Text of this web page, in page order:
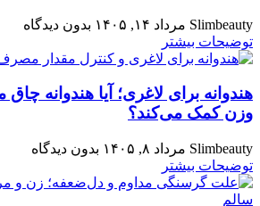
Slimbeauty مرداد ۱۴, ۱۴۰۵
بدون دیدگاه
توضیحات بیشتر
هندوانه برای لاغری؛ آیا هندوانه
وزن کمک می‌کند؟
Slimbeauty مرداد ۸, ۱۴۰۵
بدون دیدگاه
توضیحات بیشتر